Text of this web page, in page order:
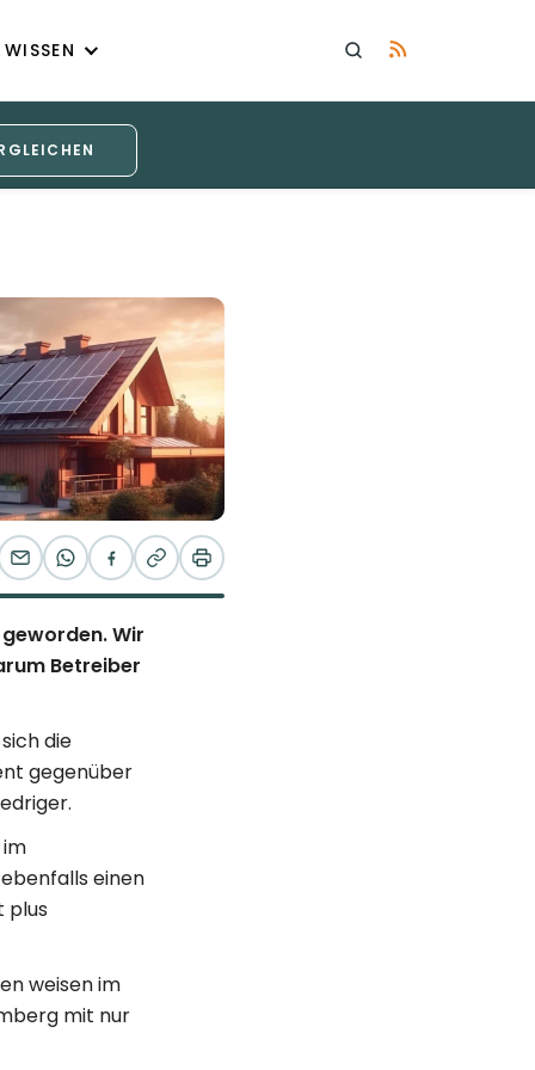
WISSEN
Wir
Betreiber
die
gegenüber
einen
plus
weisen im
mit nur